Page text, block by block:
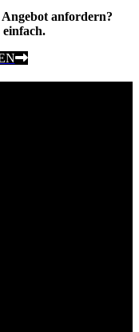
anfordern?
einfach.